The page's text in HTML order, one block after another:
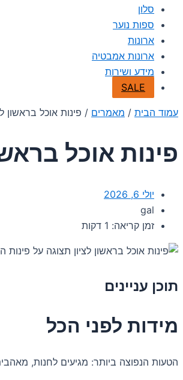
סלון
ספות נוער
ארונות
ארונות אמבטיה
מידע ושירות
SALE
עמוד הבית / מאמרים / פינות אוכל
פינות אוכל
יולי 6, 2026
gal
זמן קריאה: 1 דקות
תוכן עניינים
מידות לפני הכל
הטעות הנפוצה ביותר: מגיעים לחנות,